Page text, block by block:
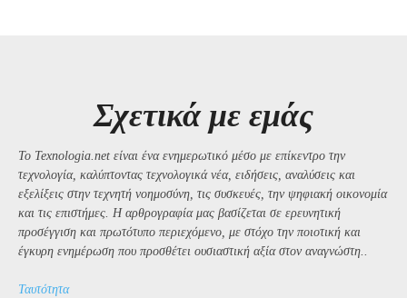
Σχετικά με εμάς
Το Texnologia.net είναι ένα ενημερωτικό μέσο με επίκεντρο την
τεχνολογία, καλύπτοντας τεχνολογικά νέα, ειδήσεις, αναλύσεις και
εξελίξεις στην τεχνητή νοημοσύνη, τις συσκευές, την ψηφιακή οικονομία
και τις επιστήμες. Η αρθρογραφία μας βασίζεται σε ερευνητική
προσέγγιση και πρωτότυπο περιεχόμενο, με στόχο την ποιοτική και
έγκυρη ενημέρωση που προσθέτει ουσιαστική αξία στον αναγνώστη..
Ταυτότητα